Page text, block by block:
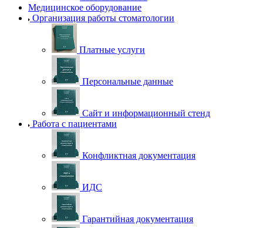
Медицинское оборудование
Организация работы стоматологии
Платные услуги
Персональные данные
Сайт и информационный стенд
Работа с пациентами
Конфликтная документация
ИДС
Гарантийная документация